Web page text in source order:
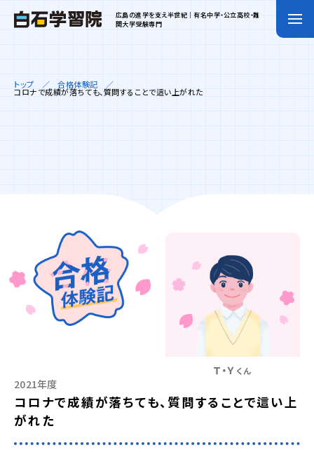
広島の進学を支え半世紀｜有名中学・公立高校・難
関大学受験専門
トップ 合格体験記
コロナで成績が落ちても、質問することで這い上がれた
Ｔ・Ｙ くん
2021年度
コロナで成績が落ちても、質問することで這い上
がれた